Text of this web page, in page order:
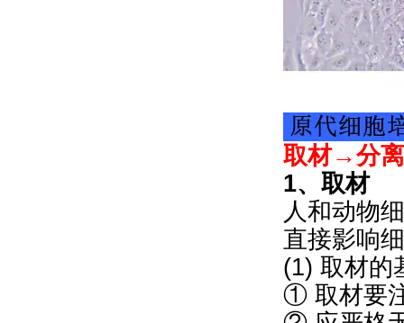
取材→分
1、取材
人和动物
直接影响
(1) 取材的
① 取材要